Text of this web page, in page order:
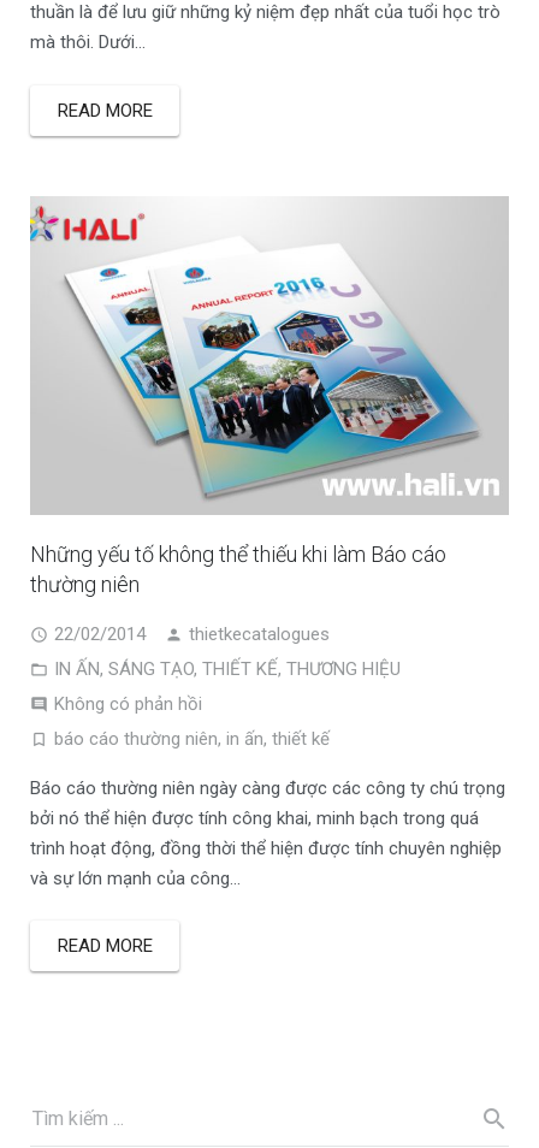
thuần là để lưu giữ những kỷ niệm đẹp nhất của tuổi học trò
mà thôi. Dưới…
READ MORE
Những yếu tố không thể thiếu khi làm Báo cáo
thường niên
22/02/2014
thietkecatalogues
IN ẤN, SÁNG TẠO, THIẾT KẾ, THƯƠNG HIỆU
Không có phản hồi
báo cáo thường niên, in ấn, thiết kế
Báo cáo thường niên ngày càng được các công ty chú trọng
bởi nó thể hiện được tính công khai, minh bạch trong quá
trình hoạt động, đồng thời thể hiện được tính chuyên nghiệp
và sự lớn mạnh của công…
READ MORE